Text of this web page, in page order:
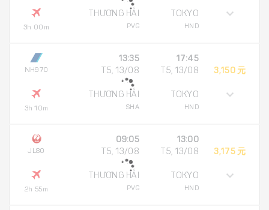
3h 00m
THƯỢNG HẢI
PVG
TOKYO
HND
NH970
3h 10m
13:35
T5, 13/08
THƯỢNG HẢI
SHA
17:45
T5, 13/08
TOKYO
HND
3,150 元
JL80
2h 55m
09:05
T5, 13/08
THƯỢNG HẢI
PVG
13:00
T5, 13/08
TOKYO
HND
3,175 元